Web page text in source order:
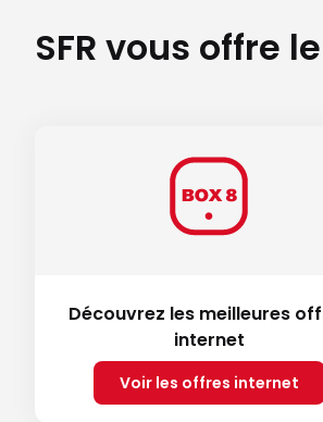
SFR vous offre
Découvrez les meilleures
internet
Voir les offres internet